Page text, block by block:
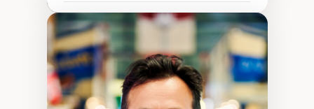
Expertises
Conciliation travail-vie personnelle
Gestion des ressources humaines
(attraction et fidélisation de la main-
d’œuvre)
Responsabilité sociale des organisations
Interventions organisationnelles